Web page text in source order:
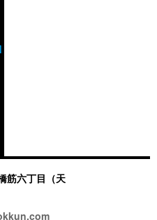
筋六丁目（天